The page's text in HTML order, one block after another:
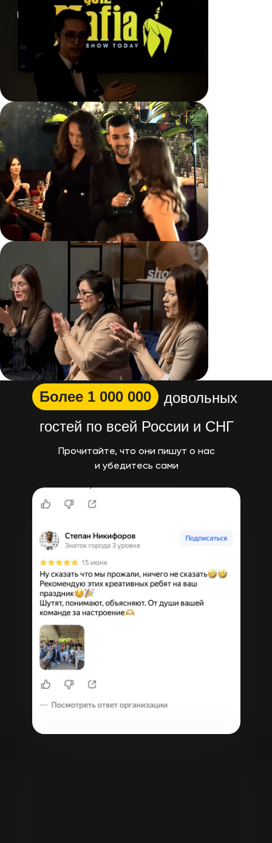
Прочитайте, что они пишут о нас
и убедитесь сами
Более 1 000 000
довольных
гостей по всей России и СНГ